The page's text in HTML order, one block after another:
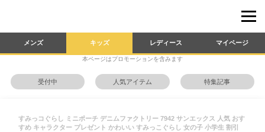
メンズ キッズ レディース マイページ
本ページはプロモーションを含みます
受付中 人気アイテム 特集記事
すみっコぐらし ミニポーチ デニムファクトリー 7942 サンエックス 人気 おす
すめ キャラクター プレゼント かわいい すみっこぐらし 女の子 小学生 割引